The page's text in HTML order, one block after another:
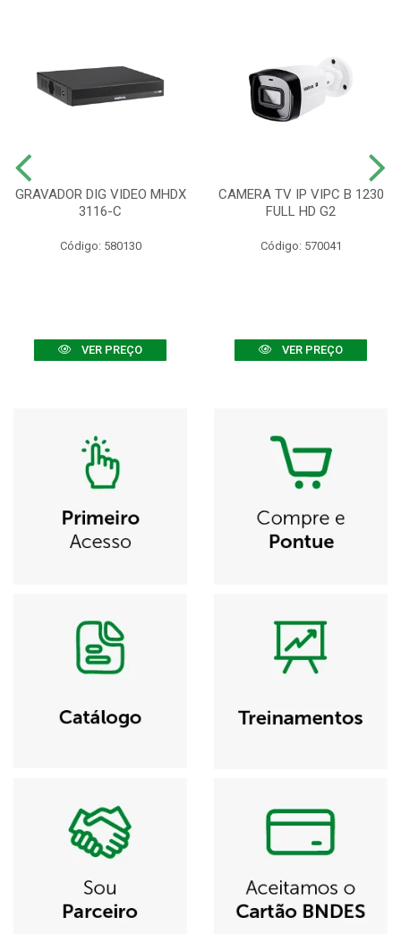
GRAVADOR DIG VIDEO MHDX
3116-C
Código: 580130
VER PREÇO
CAMERA TV IP VIPC B 1230
FULL HD G2
Código: 570041
VER PREÇO